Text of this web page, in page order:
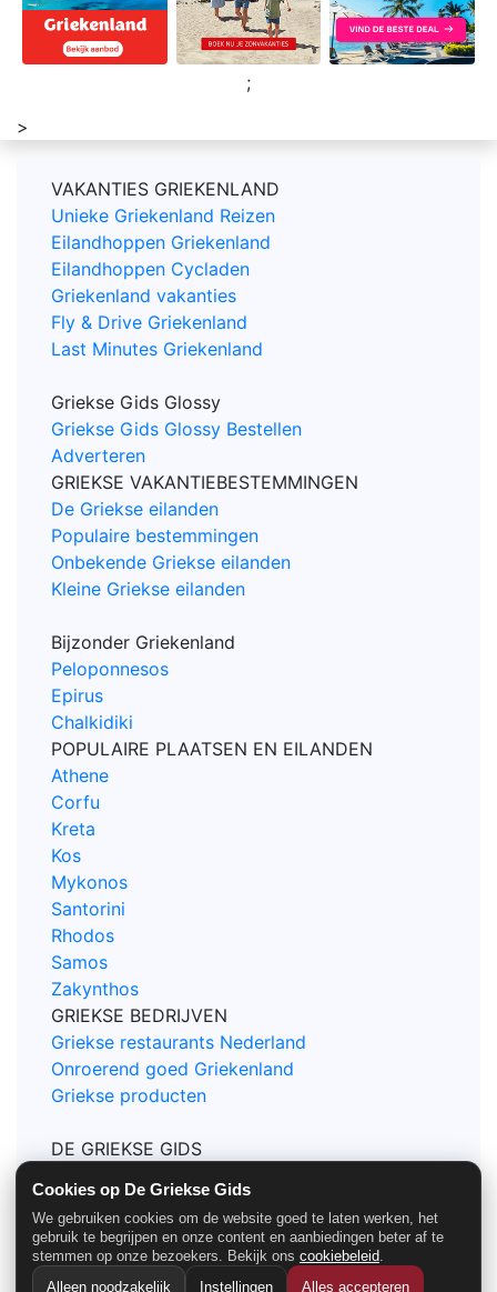
Cookies op De Griekse Gids
We gebruiken cookies om de website goed te laten werken, het
gebruik te begrijpen en onze content en aanbiedingen beter af te
stemmen op onze bezoekers. Bekijk ons cookiebeleid.
Alleen noodzakelijk
Instellingen Alles accepteren
;
>
VAKANTIES GRIEKENLAND
Unieke Griekenland Reizen
Eilandhoppen Griekenland
Eilandhoppen Cycladen
Griekenland vakanties
Fly & Drive Griekenland
Last Minutes Griekenland
Griekse Gids Glossy
Griekse Gids Glossy Bestellen
Adverteren
GRIEKSE VAKANTIEBESTEMMINGEN
De Griekse eilanden
Populaire bestemmingen
Onbekende Griekse eilanden
Kleine Griekse eilanden
Bijzonder Griekenland
Peloponnesos
Epirus
Chalkidiki
POPULAIRE PLAATSEN EN EILANDEN
Athene
Corfu
Kreta
Kos
Mykonos
Santorini
Rhodos
Samos
Zakynthos
GRIEKSE BEDRIJVEN
Griekse restaurants Nederland
Onroerend goed Griekenland
Griekse producten
DE GRIEKSE GIDS
Privacy en Cookie policy
Nieuwsbrief Griekse Gids
Sitemap